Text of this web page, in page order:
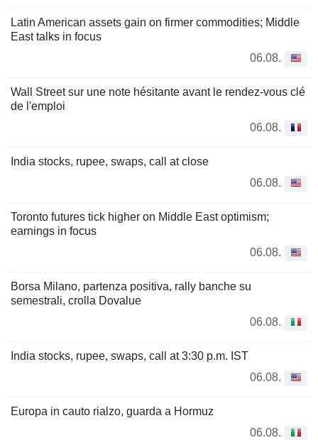
Latin American assets gain on firmer commodities; Middle
East talks in focus
06.08.
Wall Street sur une note hésitante avant le rendez-vous clé
de l'emploi
06.08.
India stocks, rupee, swaps, call at close
06.08.
Toronto futures tick higher on Middle East optimism;
earnings in focus
06.08.
Borsa Milano, partenza positiva, rally banche su
semestrali, crolla Dovalue
06.08.
India stocks, rupee, swaps, call at 3:30 p.m. IST
06.08.
Europa in cauto rialzo, guarda a Hormuz
06.08.